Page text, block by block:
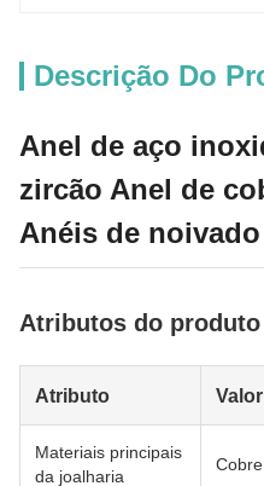
Descrição Do
Anel de aço
zircão Anel de
Anéis de noivado
Atributos do produto
Atributo Valor
Materiais principais
da joalharia
Cobre